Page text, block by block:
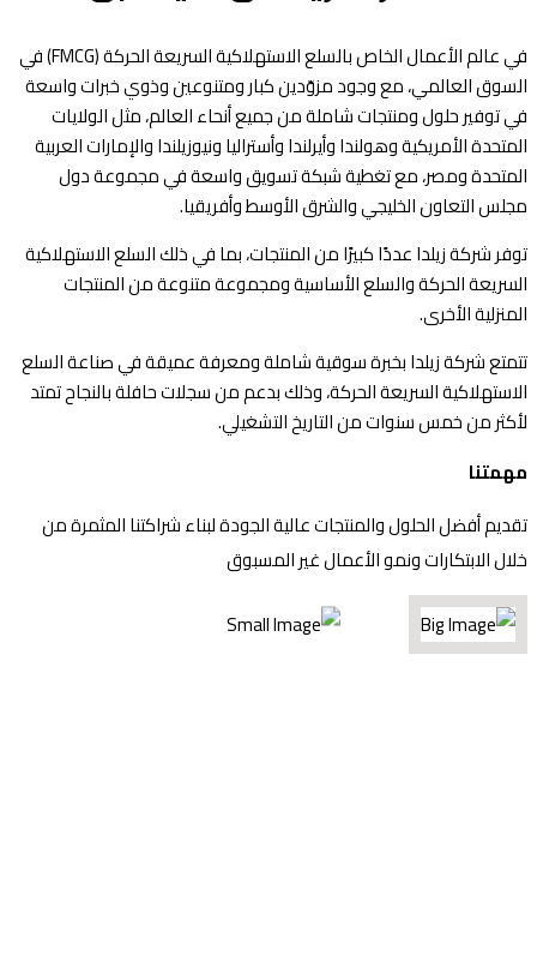
في عالم الأعمال الخاص بالسلع الاستهلاكية السريعة الحركة (FMCG) في
السوق العالمي، مع وجود مزوّدين كبار ومتنوعين وذوي خبرات واسعة
في توفير حلول ومنتجات شاملة من جميع أنحاء العالم، مثل الولايات
المتحدة الأمريكية وهولندا وأيرلندا وأستراليا ونيوزيلندا والإمارات العربية
المتحدة ومصر، مع تغطية شبكة تسويق واسعة في مجموعة دول
مجلس التعاون الخليجي والشرق الأوسط وأفريقيا.
توفر شركة زيلدا عددًا كبيرًا من المنتجات، بما في ذلك السلع الاستهلاكية
السريعة الحركة والسلع الأساسية ومجموعة متنوعة من المنتجات
المنزلية الأخرى.
تتمتع شركة زيلدا بخبرة سوقية شاملة ومعرفة عميقة في صناعة السلع
الاستهلاكية السريعة الحركة، وذلك بدعم من سجلات حافلة بالنجاح تمتد
لأكثر من خمس سنوات من التاريخ التشغيلي.
مهمتنا
تقديم أفضل الحلول والمنتجات عالية الجودة لبناء شراكتنا المثمرة من
خلال الابتكارات ونمو الأعمال غير المسبوق